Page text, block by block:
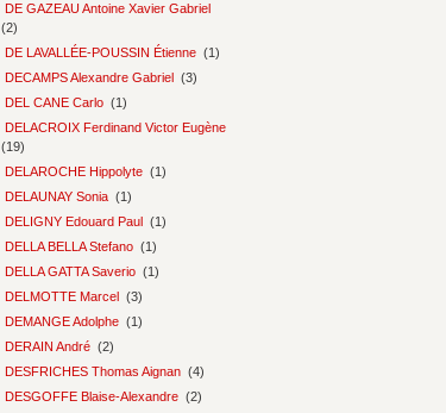
DE GAZEAU Antoine Xavier Gabriel
(2)
DE LAVALLÉE-POUSSIN Étienne (1)
DECAMPS Alexandre Gabriel (3)
DEL CANE Carlo (1)
DELACROIX Ferdinand Victor Eugène
(19)
DELAROCHE Hippolyte (1)
DELAUNAY Sonia (1)
DELIGNY Edouard Paul (1)
DELLA BELLA Stefano (1)
DELLA GATTA Saverio (1)
DELMOTTE Marcel (3)
DEMANGE Adolphe (1)
DERAIN André (2)
DESFRICHES Thomas Aignan (4)
DESGOFFE Blaise-Alexandre (2)